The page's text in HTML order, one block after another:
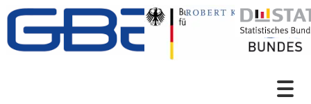
Zum Inhalt